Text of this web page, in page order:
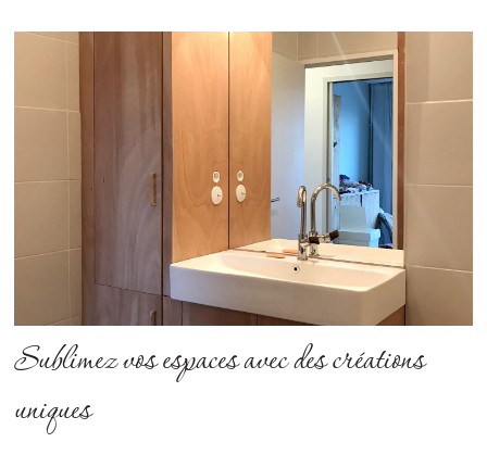
Sublimez vos espaces avec des créations
uniques